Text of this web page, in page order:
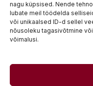
nagu küpsised. Nende
lubate meil töödelda
või unikaalsed ID-d sellel
nõusoleku tagasivõtmine
võimalusi.
Tagastamine
Privaatsuspoliitika
Müügitingimused